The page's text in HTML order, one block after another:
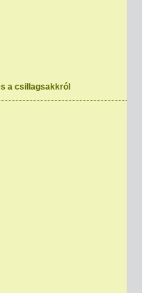
a csillagsakkról